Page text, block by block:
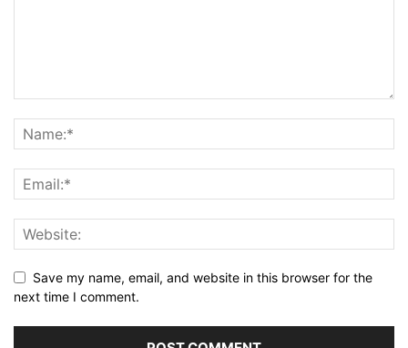
Save my name, email, and website in this browser for the
next time I comment.